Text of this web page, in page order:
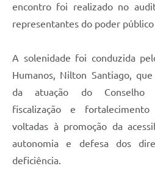
encontro foi realizado no
representantes do poder público
A solenidade foi conduzida
Humanos, Nilton Santiago,
da atuação do Conselho
fiscalização e
voltadas à promoção da
autonomia e defesa dos
deficiência.